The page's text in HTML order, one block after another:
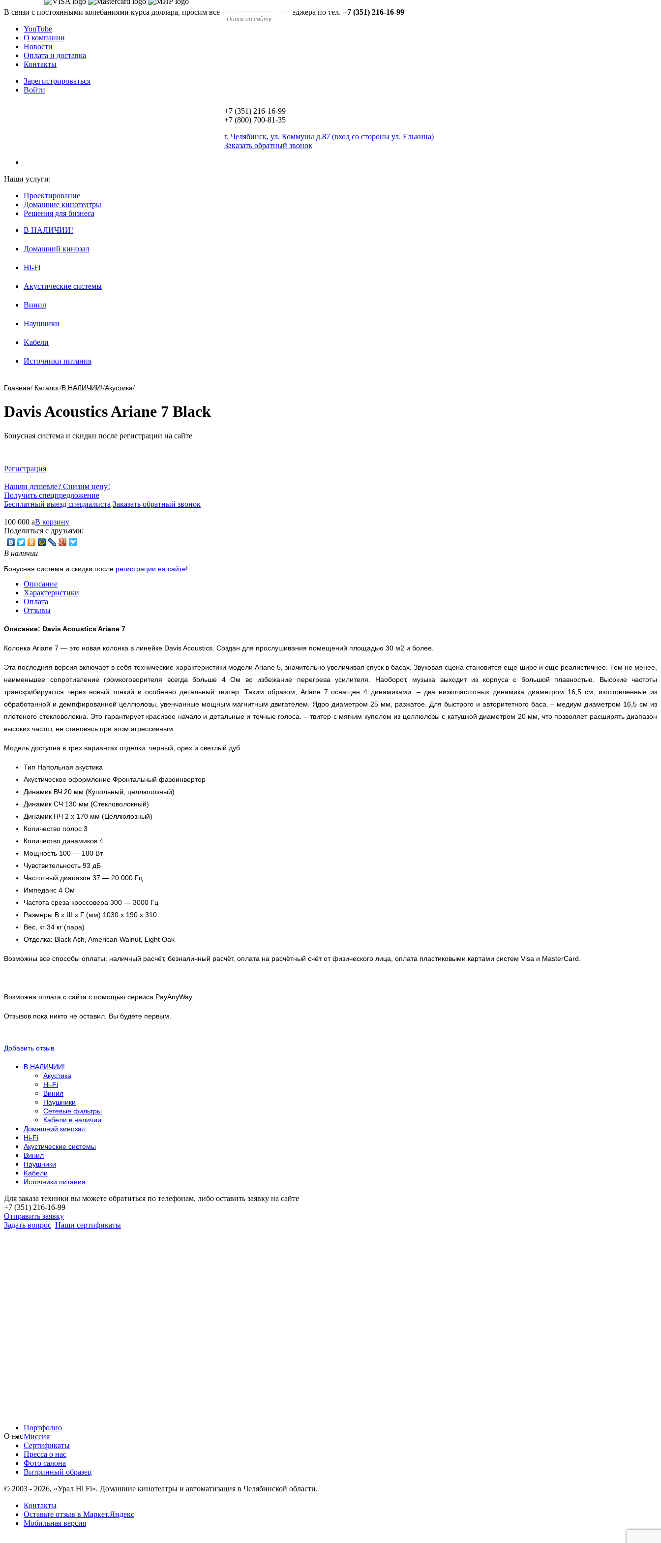
В связи с постоянными колебаниями курса доллара, просим все цены уточнять у менеджера по тел. +7 (351) 216-16-99
YouTube
О компании
Новости
Оплата и доставка
Контакты
Зарегистрироваться
Войти
+7 (351) 216-16-99
+7 (800) 700-81-35
г. Челябинск, ул. Коммуны д.87 (вход со стороны ул. Елькина)
Заказать обратный звонок
Наши услуги:
Проектирование
Домашние кинотеатры
Решения для бизнеса
В НАЛИЧИИ!
Домашний кинозал
Hi-Fi
Акустические системы
Винил
Наушники
Kабели
Источники питания
Главная/ Каталог/В НАЛИЧИИ!/Акустика/
Davis Acoustics Ariane 7 Black
Бонусная система и скидки после регистрации на сайте
Регистрация
Нашли дешевле? Снизим цену!
Получить спецпредложение
Бесплатный выезд специалиста Заказать обратный звонок
100 000 aВ корзину
Поделиться с друзьями:
В наличии
Бонусная система и скидки после регистрации на сайте!
Описание
Характеристики
Оплата
Отзывы
Описание: Davis Acoustics Ariane 7
Колонка Ariane 7 — это новая колонка в линейке Davis Acoustics. Создан для прослушивания помещений площадью 30 м2 и более.
Эта последняя версия включает в себя технические характеристики модели Ariane 5, значительно увеличивая спуск в басах. Звуковая сцена становится еще шире и еще реалистичнее. Тем не менее,
наименьшее сопротивление громкоговорителя всегда больше 4 Ом во избежание перегрева усилителя. Наоборот, музыка выходит из корпуса с большой плавностью. Высокие частоты
транскрибируются через новый тонкий и особенно детальный твитер. Таким образом, Ariane 7 оснащен 4 динамиками: – два низкочастотных динамика диаметром 16,5 см, изготовленные из
обработанной и демпфированной целлюлозы, увенчанные мощным магнитным двигателем. Ядро диаметром 25 мм, разжатое. Для быстрого и авторитетного баса. – медиум диаметром 16,5 см из
плетеного стекловолокна. Это гарантирует красивое начало и детальные и точные голоса. – твитер с мягким куполом из целлюлозы с катушкой диаметром 20 мм, что позволяет расширять диапазон
высоких частот, не становясь при этом агрессивным.
Модель доступна в трех вариантах отделки: черный, орех и светлый дуб.
Тип Напольная акустика
Акустическое оформление Фронтальный фазоинвертор
Динамик ВЧ 20 мм (Купольный, целлюлозный)
Динамик СЧ 130 мм (Стекловолокный)
Динамик НЧ 2 х 170 мм (Целлюлозный)
Количество полос 3
Количество динамиков 4
Мощность 100 — 180 Вт
Чувствительность 93 дБ
Частотный диапазон 37 — 20.000 Гц
Импеданс 4 Ом
Частота среза кроссовера 300 — 3000 Гц
Размеры В х Ш х Г (мм) 1030 х 190 x 310
Вес, кг 34 кг (пара)
Отделка: Black Ash, American Walnut, Light Oak
Возможны все способы оплаты: наличный расчёт, безналичный расчёт, оплата на расчётный счёт от физического лица, оплата пластиковыми картами систем Visa и MasterCard.
Возможна оплата с сайта с помощью сервиса PayAnyWay.
Отзывов пока никто не оставил. Вы будете первым.
Добавить отзыв
В НАЛИЧИИ!
Акустика
Hi-Fi
Винил
Наушники
Сетевые фильтры
Кабели в наличии
Домашний кинозал
Hi-Fi
Акустические системы
Винил
Наушники
Kабели
Источники питания
Для заказа техники вы можете обратиться по телефонам, либо оставить заявку на сайте
+7 (351) 216-16-99
Отправить заявку
Задать вопрос Наши сертификаты
О нас
Портфолио
Миссия
Сертификаты
Пресса о нас
Фото салона
Витринный образец
© 2003 - 2026, «Урал Hi Fi». Домашние кинотеатры и автоматизация в Челябинской области.
Контакты
Оставьте отзыв в Маркет.Яндекс
Мобильная версия